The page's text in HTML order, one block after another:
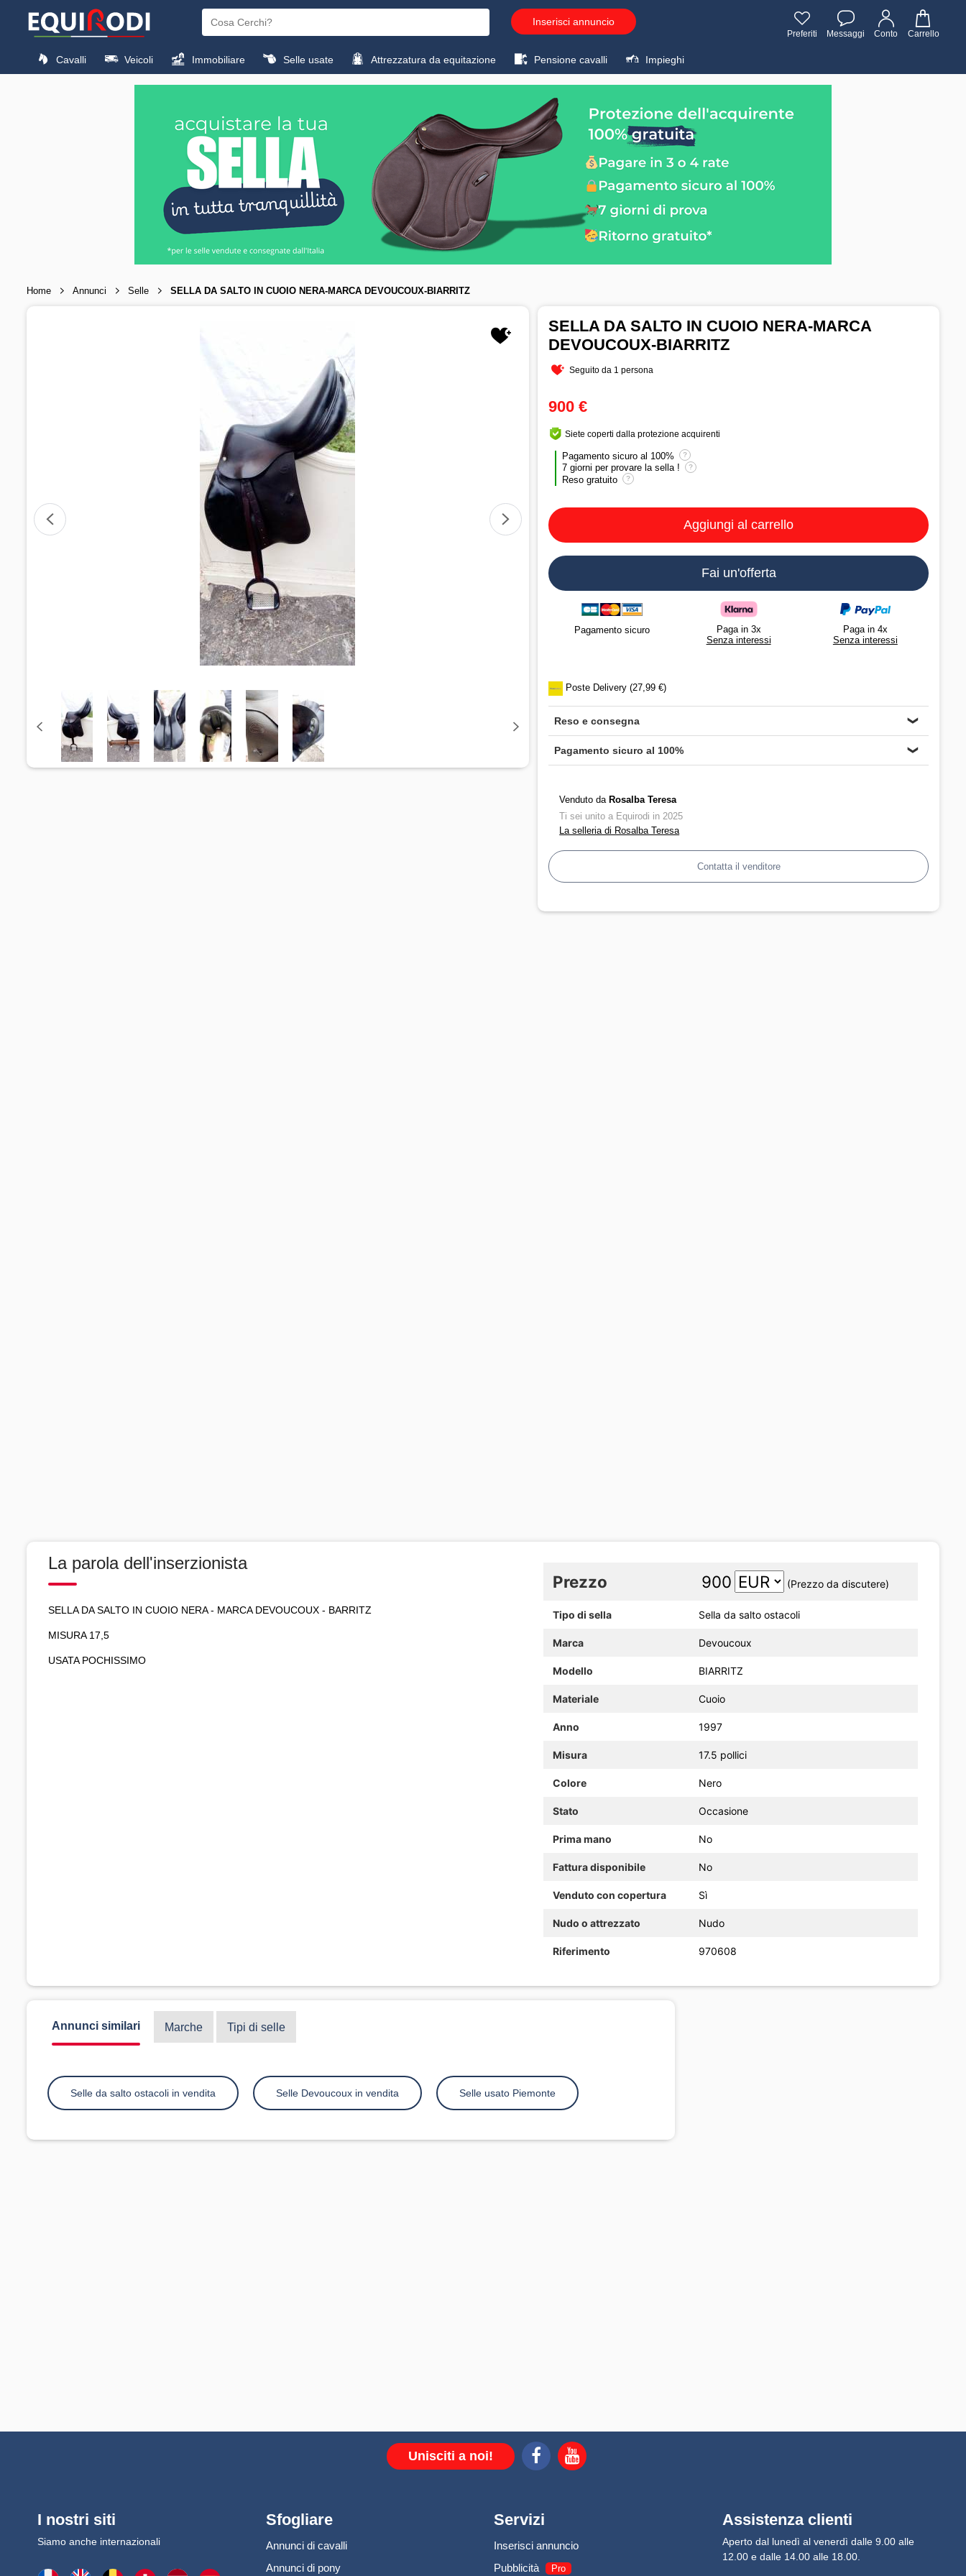
Inserisci annuncio
Preferiti Messaggi Conto Carrello
Cavalli Veicoli Immobiliare Selle usate Attrezzatura da equitazione Pensione cavalli Impieghi
Home Annunci Selle SELLA DA SALTO IN CUOIO NERA-MARCA DEVOUCOUX-BIARRITZ
SELLA DA SALTO IN CUOIO NERA-MARCA
DEVOUCOUX-BIARRITZ
Seguito da 1 persona
900 €
Siete coperti dalla protezione acquirenti
Pagamento sicuro al 100% ?
7 giorni per provare la sella ! ?
Reso gratuito ?
Aggiungi al carrello
Fai un'offerta
Pagamento sicuro
Paga in 3x
Senza interessi
Paga in 4x
Senza interessi
Poste Delivery (27,99 €)
Reso e consegna ❯
Pagamento sicuro al 100% ❯
Venduto da Rosalba Teresa
Ti sei unito a Equirodi in 2025
La selleria di Rosalba Teresa
Contatta il venditore
La parola dell'inserzionista
SELLA DA SALTO IN CUOIO NERA - MARCA DEVOUCOUX - BARRITZ
MISURA 17,5
USATA POCHISSIMO
Prezzo 900 (Prezzo da discutere)
Tipo di sella Sella da salto ostacoli
Marca Devoucoux
Modello BIARRITZ
Materiale Cuoio
Anno 1997
Misura 17.5 pollici
Colore Nero
Stato Occasione
Prima mano No
Fattura disponibile No
Venduto con copertura Sì
Nudo o attrezzato Nudo
Riferimento 970608
Annunci similari Marche Tipi di selle
Selle da salto ostacoli in vendita Selle Devoucoux in vendita Selle usato Piemonte
Unisciti a noi!
I nostri siti
Siamo anche internazionali
Sfogliare
Annunci di cavalli
Annunci di pony
Servizi
Inserisci annuncio
Pubblicità
Pro
Assistenza clienti
Aperto dal lunedì al venerdì dalle 9.00 alle
12.00 e dalle 14.00 alle 18.00.